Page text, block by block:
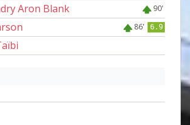
Aron Blank 90'
86' 6.9